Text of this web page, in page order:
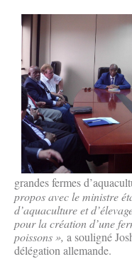
grandes fermes
propos avec le ministre
d’aquaculture et
pour la création d’une
poissons », a souligné
délégation allemande.